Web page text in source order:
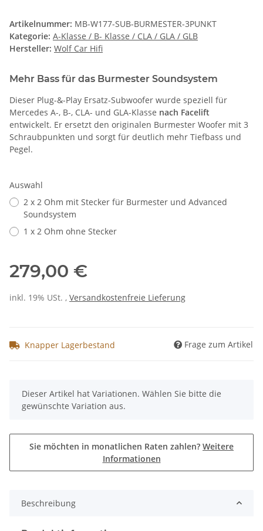
Artikelnummer: MB-W177-SUB-BURMESTER-3PUNKT
Kategorie: A-Klasse / B- Klasse / CLA / GLA / GLB
Hersteller: Wolf Car Hifi
Mehr Bass für das Burmester Soundsystem
Dieser Plug-&-Play Ersatz-Subwoofer wurde speziell für
Mercedes A-, B-, CLA- und GLA-Klasse nach Facelift
entwickelt. Er ersetzt den originalen Burmester Woofer mit 3
Schraubpunkten und sorgt für deutlich mehr Tiefbass und
Pegel.
Auswahl
2 x 2 Ohm mit Stecker für Burmester und Advanced
Soundsystem
1 x 2 Ohm ohne Stecker
279,00 €
inkl. 19% USt. , Versandkostenfreie Lieferung
Knapper Lagerbestand Frage zum Artikel
x
Dieser Artikel hat Variationen. Wählen Sie bitte die
gewünschte Variation aus.
Sie möchten in monatlichen Raten zahlen? Weitere
Informationen
Beschreibung